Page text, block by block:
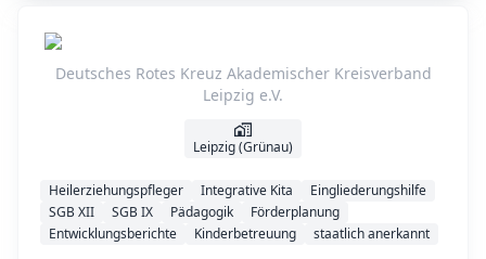
Deutsches Rotes Kreuz Akademischer Kreisverband
Leipzig e.V.
Leipzig (Grünau)
Heilerziehungspfleger Integrative Kita
Eingliederungshilfe
SGB XII
SGB IX Pädagogik
Förderplanung
Entwicklungsberichte
Kinderbetreuung staatlich anerkannt